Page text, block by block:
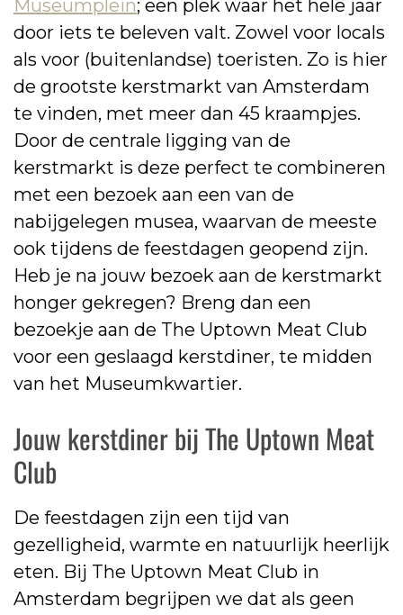
Museumplein; een plek waar het hele jaar
door iets te beleven valt. Zowel voor locals
als voor (buitenlandse) toeristen. Zo is hier
de grootste kerstmarkt van Amsterdam
te vinden, met meer dan 45 kraampjes.
Door de centrale ligging van de
kerstmarkt is deze perfect te combineren
met een bezoek aan een van de
nabijgelegen musea, waarvan de meeste
ook tijdens de feestdagen geopend zijn.
Heb je na jouw bezoek aan de kerstmarkt
honger gekregen? Breng dan een
bezoekje aan de The Uptown Meat Club
voor een geslaagd kerstdiner, te midden
van het Museumkwartier.
Jouw kerstdiner bij The Uptown Meat
Club
De feestdagen zijn een tijd van
gezelligheid, warmte en natuurlijk heerlijk
eten. Bij The Uptown Meat Club in
Amsterdam begrijpen we dat als geen